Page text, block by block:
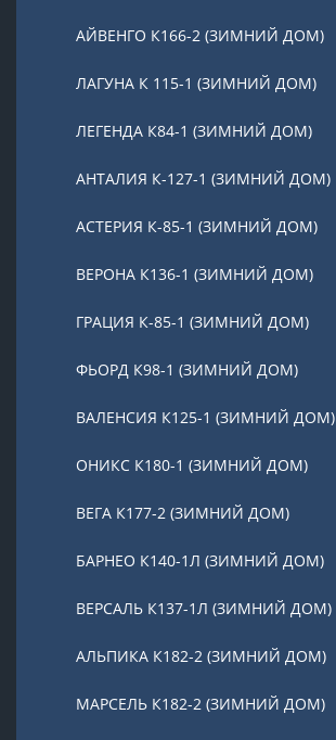
АЙВЕНГО К166-2 (ЗИМНИЙ ДОМ)
ЛАГУНА К 115-1 (ЗИМНИЙ ДОМ)
ЛЕГЕНДА К84-1 (ЗИМНИЙ ДОМ)
АНТАЛИЯ К-127-1 (ЗИМНИЙ ДОМ)
АСТЕРИЯ К-85-1 (ЗИМНИЙ ДОМ)
ВЕРОНА К136-1 (ЗИМНИЙ ДОМ)
ГРАЦИЯ К-85-1 (ЗИМНИЙ ДОМ)
ФЬОРД К98-1 (ЗИМНИЙ ДОМ)
ВАЛЕНСИЯ К125-1 (ЗИМНИЙ ДОМ)
ОНИКС К180-1 (ЗИМНИЙ ДОМ)
ВЕГА К177-2 (ЗИМНИЙ ДОМ)
БАРНЕО К140-1Л (ЗИМНИЙ ДОМ)
ВЕРСАЛЬ К137-1Л (ЗИМНИЙ ДОМ)
АЛЬПИКА К182-2 (ЗИМНИЙ ДОМ)
МАРСЕЛЬ К182-2 (ЗИМНИЙ ДОМ)